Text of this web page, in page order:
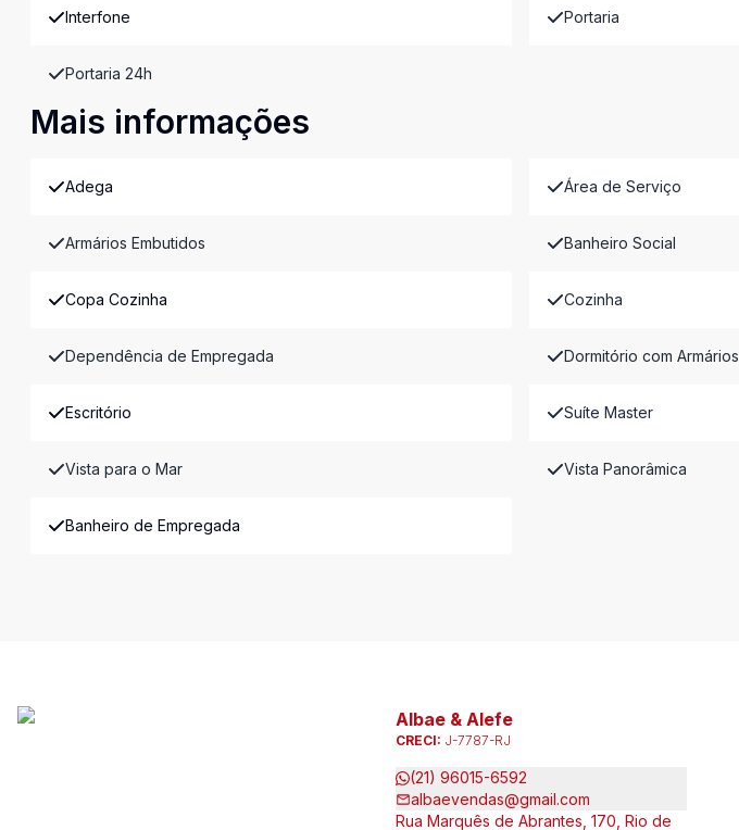
Interfone Portaria
Portaria 24h
Mais informações
Adega Área de Serviço
Armários Embutidos Banheiro Social
Copa Cozinha Cozinha
Dependência de Empregada Dormitório com Armários
Escritório Suíte Master
Vista para o Mar Vista Panorâmica
Banheiro de Empregada
Albae & Alefe
CRECI: J-7787-RJ
(21) 96015-6592
albaevendas@gmail.com
Rua Marquês de Abrantes, 170, Rio de